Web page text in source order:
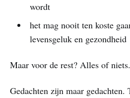
wordt
het mag nooit ten koste
levensgeluk en gezondheid
Maar voor de rest? Alles of niets.
Gedachten zijn maar gedachten.